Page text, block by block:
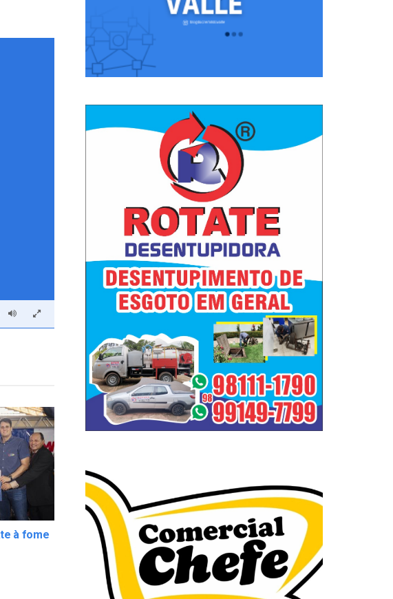
à fome